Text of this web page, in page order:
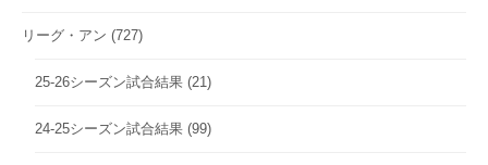
リーグ・アン (727)
25-26シーズン試合結果 (21)
24-25シーズン試合結果 (99)